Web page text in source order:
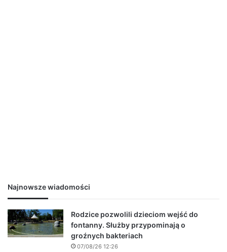
Najnowsze wiadomości
Rodzice pozwolili dzieciom wejść do
fontanny. Służby przypominają o
groźnych bakteriach
07/08/26 12:26